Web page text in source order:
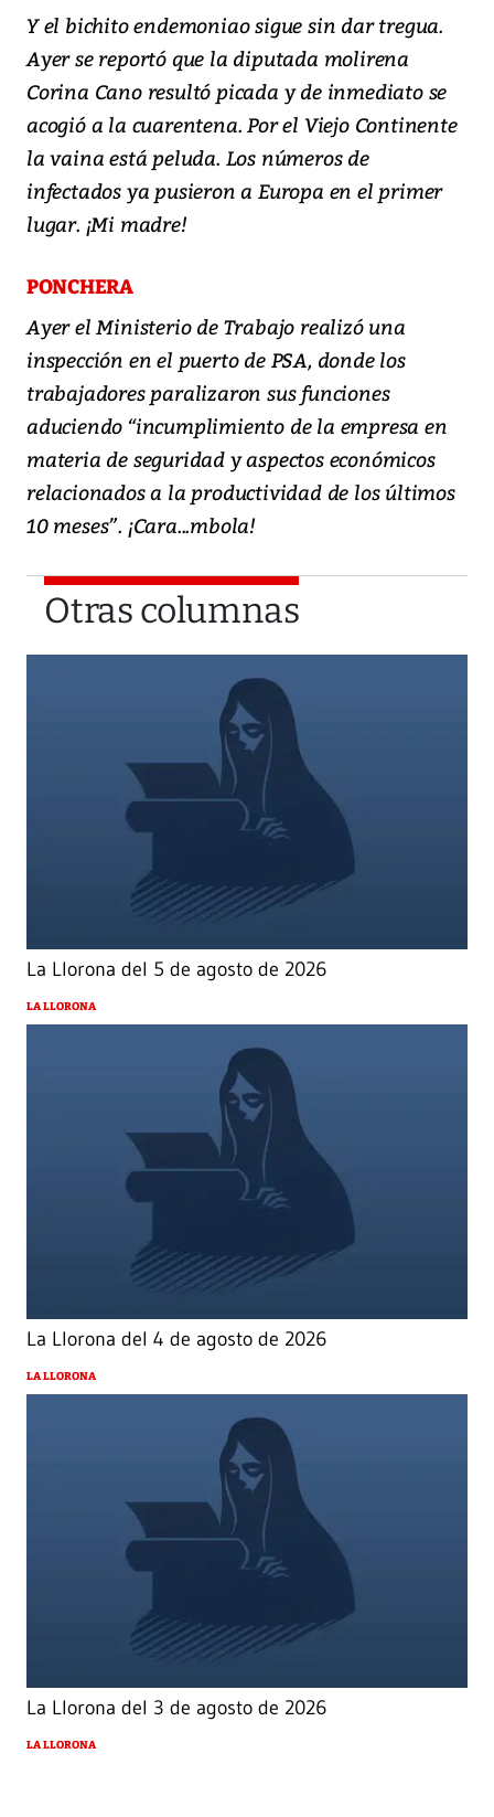
Y el bichito endemoniao sigue sin dar tregua.
Ayer se reportó que la diputada molirena
Corina Cano resultó picada y de inmediato se
acogió a la cuarentena. Por el Viejo Continente
la vaina está peluda. Los números de
infectados ya pusieron a Europa en el primer
lugar. ¡Mi madre!
PONCHERA
Ayer el Ministerio de Trabajo realizó una
inspección en el puerto de PSA, donde los
trabajadores paralizaron sus funciones
aduciendo “incumplimiento de la empresa en
materia de seguridad y aspectos económicos
relacionados a la productividad de los últimos
10 meses”. ¡Cara...mbola!
Otras columnas
La Llorona del 5 de agosto de 2026
LA LLORONA
La Llorona del 4 de agosto de 2026
LA LLORONA
La Llorona del 3 de agosto de 2026
LA LLORONA